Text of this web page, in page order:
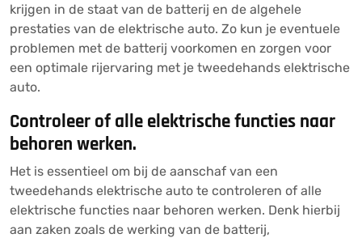
krijgen in de staat van de batterij en de algehele
prestaties van de elektrische auto. Zo kun je eventuele
problemen met de batterij voorkomen en zorgen voor
een optimale rijervaring met je tweedehands elektrische
auto.
Controleer of alle elektrische functies naar
behoren werken.
Het is essentieel om bij de aanschaf van een
tweedehands elektrische auto te controleren of alle
elektrische functies naar behoren werken. Denk hierbij
aan zaken zoals de werking van de batterij,